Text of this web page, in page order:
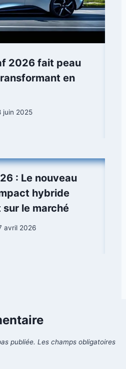
2026 fait peau
en
juin 2025
: Le nouveau
hybride
le marché
avril 2026
publiée. Les champs obligatoires